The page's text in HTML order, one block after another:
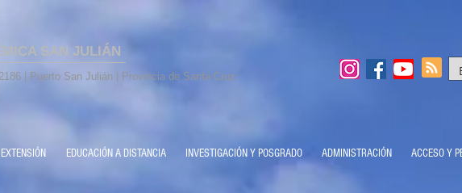
SAN JULIÁN
| Puerto San Julián | Provincia de Santa Cruz
EXTENSIÓN EDUCACIÓN A DISTANCIA INVESTIGACIÓN Y POSGRADO ADMINISTRACIÓN ACCESO Y